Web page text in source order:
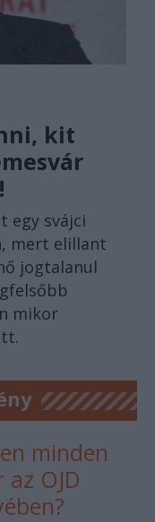
kit
egy svájci
mert elillant
jogtalanul
mikor
minden
OJD